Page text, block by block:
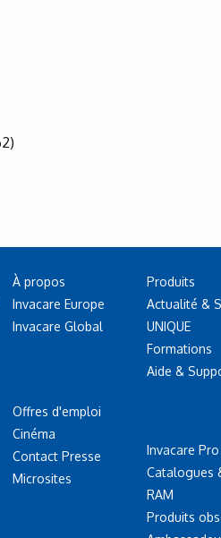
À propos
Invacare Europe
Invacare Global
Offres d'emploi
Cinéma
Contact Presse
Microsites
Produits
Actualité &
UNIQUE
Formations
Aide &
Invacare Pro
Catalogues
RAM
Produits